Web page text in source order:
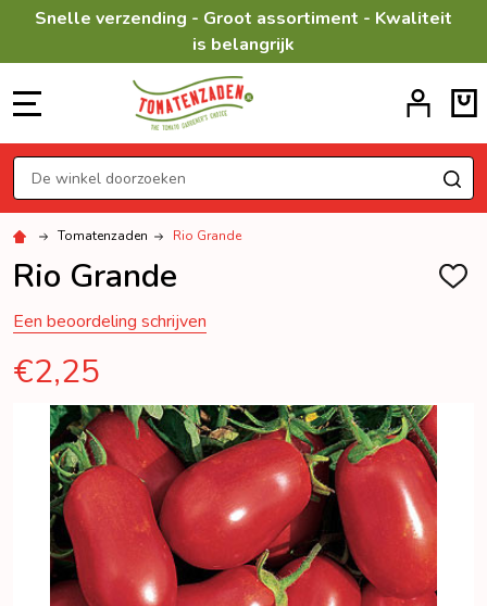
Snelle verzending - Groot assortiment - Kwaliteit
is belangrijk
Zoeken
Tomatenzaden Rio Grande
Rio Grande
Een beoordeling schrijven
€2,25